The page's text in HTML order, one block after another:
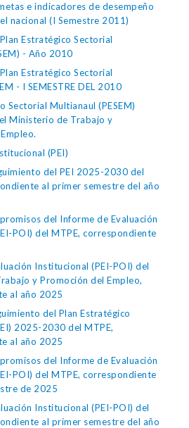
e indicadores de desempeño
nacional (I Semestre 2011)
Estratégico Sectorial
- Año 2010
Estratégico Sectorial
- I SEMESTRE DEL 2010
Sectorial Multianaul (PESEM)
Ministerio de Trabajo y
(PEI)
del PEI 2025-2030 del
al primer semestre del año
del Informe de Evaluación
POI) del MTPE, correspondiente
Institucional (PEI-POI) del
y Promoción del Empleo,
al año 2025
del Plan Estratégico
2025-2030 del MTPE,
al año 2025
del Informe de Evaluación
POI) del MTPE, correspondiente
de 2025
Institucional (PEI-POI) del
al primer semestre del año